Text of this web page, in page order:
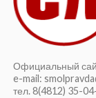
Официальный
e-mail:
тел. 8(4812) 35-